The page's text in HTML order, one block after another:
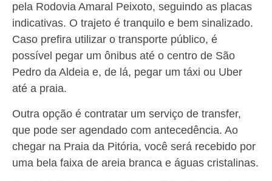
pela Rodovia Amaral Peixoto, seguindo as placas
indicativas. O trajeto é tranquilo e bem sinalizado.
Caso prefira utilizar o transporte público, é
possível pegar um ônibus até o centro de São
Pedro da Aldeia e, de lá, pegar um táxi ou Uber
até a praia.
Outra opção é contratar um serviço de transfer,
que pode ser agendado com antecedência. Ao
chegar na Praia da Pitória, você será recebido por
uma bela faixa de areia branca e águas cristalinas.